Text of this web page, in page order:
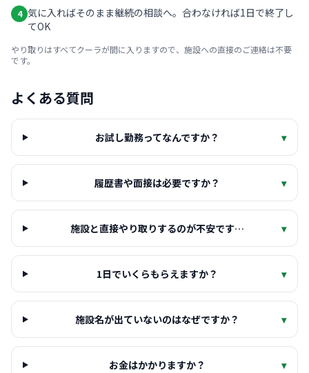
4 気に入ればそのまま継続の相談へ。合わなければ1日で終了し
てOK
やり取りはすべてクーラが間に入りますので、施設への直接のご連絡は不要
です。
よくある質問
お試し勤務ってなんですか？ ▾
履歴書や面接は必要ですか？ ▾
施設と直接やり取りするのが不安です… ▾
1日でいくらもらえますか？ ▾
施設名が出ていないのはなぜですか？ ▾
お金はかかりますか？ ▾